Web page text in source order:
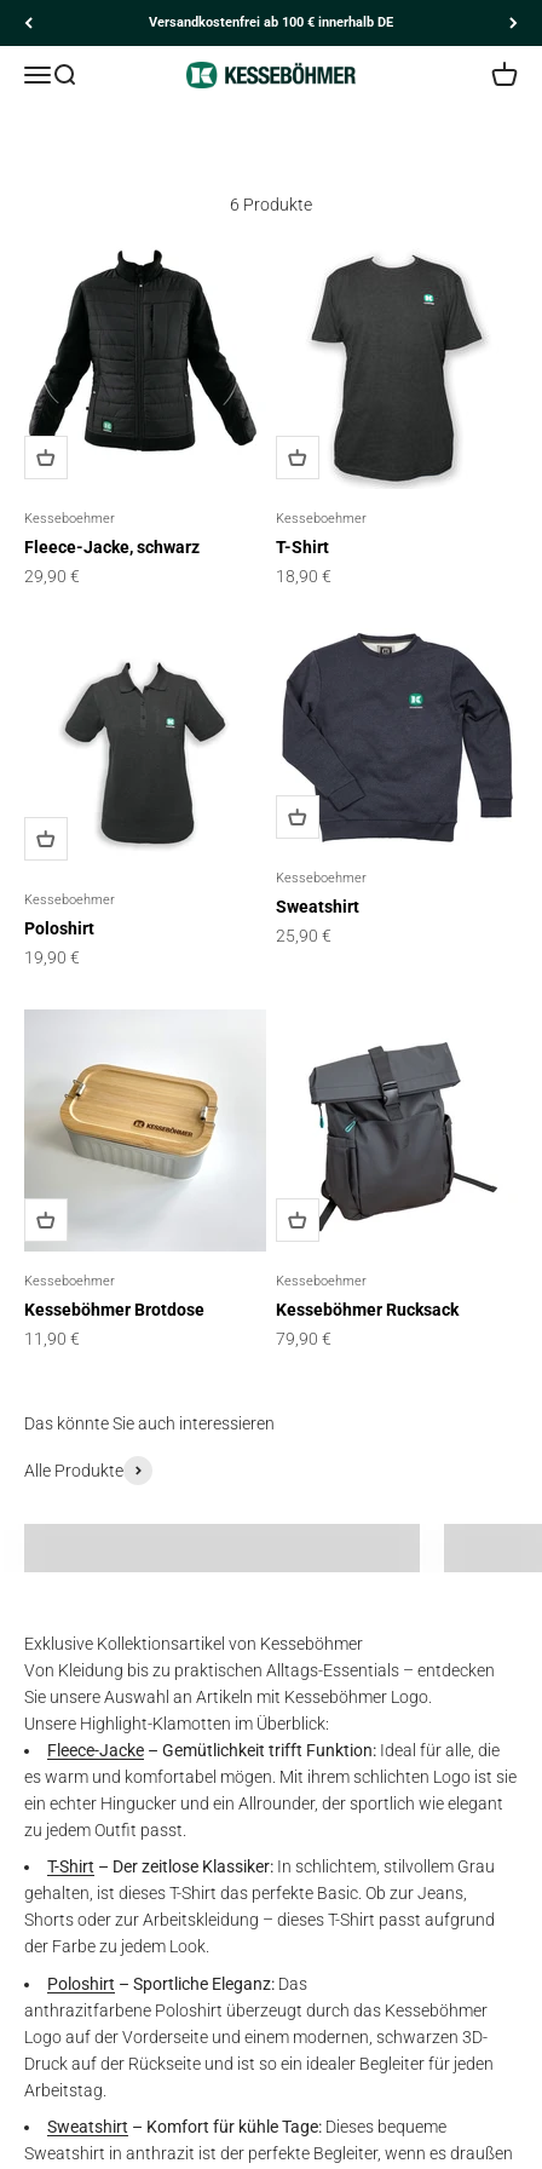
Versandkostenfrei ab 100 € innerhalb DE
Kesseböhmer
Navigationsmenü öffnen
Suche öffnen
Kesseböhmer Produkte
6 Produkte
Kesseboehmer
Fleece-Jacke, schwarz
Angebot
29,90 €
Kesseboehmer
T-Shirt
Angebot
18,90 €
Kesseboehmer
Poloshirt
Angebot
19,90 €
Kesseboehmer
Sweatshirt
Angebot
25,90 €
Kesseboehmer
Kesseböhmer Brotdose
Angebot
11,90 €
Kesseboehmer
Kesseböhmer Rucksack
Angebot
79,90 €
Das könnte Sie auch interessieren
Alle Produkte
Exklusive Kollektionsartikel von Kesseböhmer
Von Kleidung bis zu praktischen Alltags-Essentials – entdecken
Sie unsere Auswahl an Artikeln mit Kesseböhmer Logo.
Unsere Highlight-Klamotten im Überblick:
Fleece-Jacke – Gemütlichkeit trifft Funktion: Ideal für alle, die
es warm und komfortabel mögen. Mit ihrem schlichten Logo ist sie
ein echter Hingucker und ein Allrounder, der sportlich wie elegant
zu jedem Outfit passt.
T-Shirt – Der zeitlose Klassiker: In schlichtem, stilvollem Grau
gehalten, ist dieses T-Shirt das perfekte Basic. Ob zur Jeans,
Shorts oder zur Arbeitskleidung – dieses T-Shirt passt aufgrund
der Farbe zu jedem Look.
Poloshirt – Sportliche Eleganz: Das
anthrazitfarbene Poloshirt überzeugt durch das Kesseböhmer
Logo auf der Vorderseite und einem modernen, schwarzen 3D-
Druck auf der Rückseite und ist so ein idealer Begleiter für jeden
Arbeitstag.
Sweatshirt – Komfort für kühle Tage: Dieses bequeme
Sweatshirt in anthrazit ist der perfekte Begleiter, wenn es draußen